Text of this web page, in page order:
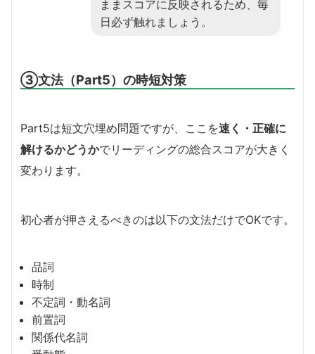
ままスコアに反映されるため、毎
日必ず触れましょう。
③文法（Part5）の時短対策
Part5は短文穴埋め問題ですが、ここを速く・正確に
解けるかどうかでリーディングの総合スコアが大きく
変わります。
初心者が押さえるべきのは以下の文法だけでOKです。
品詞
時制
不定詞・動名詞
前置詞
関係代名詞